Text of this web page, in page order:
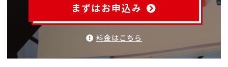
まずはお申込み
料金はこちら